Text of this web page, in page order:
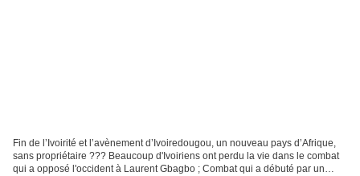
Fin de l’Ivoirité et l’avènement d’Ivoiredougou, un nouveau pays d’Afrique,
sans propriétaire ??? Beaucoup d'Ivoiriens ont perdu la vie dans le combat
qui a opposé l'occident à Laurent Gbagbo ; Combat qui a débuté par un